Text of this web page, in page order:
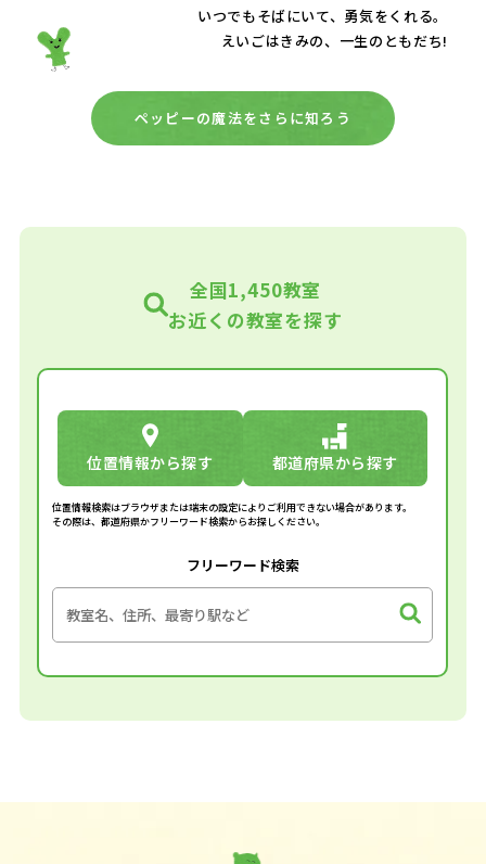
いつでもそばにいて、 勇気をくれる。
えいごはきみの、一生のともだち!
ペッピーの魔法をさらに知ろう
全国1,450教室
お近くの教室を探す
位置情報から探す 都道府県から探す
位置情報検索はブラウザまたは端末の設定によりご利用できない場合があります。
その際は、都道府県かフリーワード検索からお探しください。
フリーワード検索